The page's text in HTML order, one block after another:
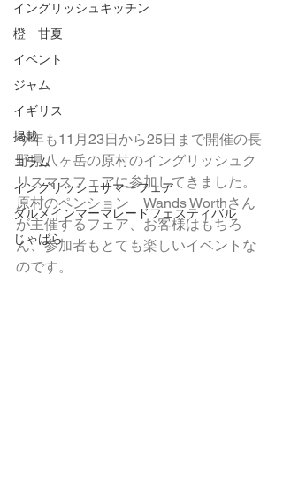
イングリッシュキッチン
橙 甘夏
イベント
ジャム
イギリス
掲載
コラム
イングリッシュサマーフェア
ダルメインマーマレードフェスティバル
じゃばら
今年も11月23日から25日まで開催の長
野県八ヶ岳の原村のイングリッシュク
リスマスフェアに参加してきました。
原村のペンション　Wands Worthさん
が主催するフェア、お客様はもちろ
ん、参加者もとても楽しいイベントな
のです。